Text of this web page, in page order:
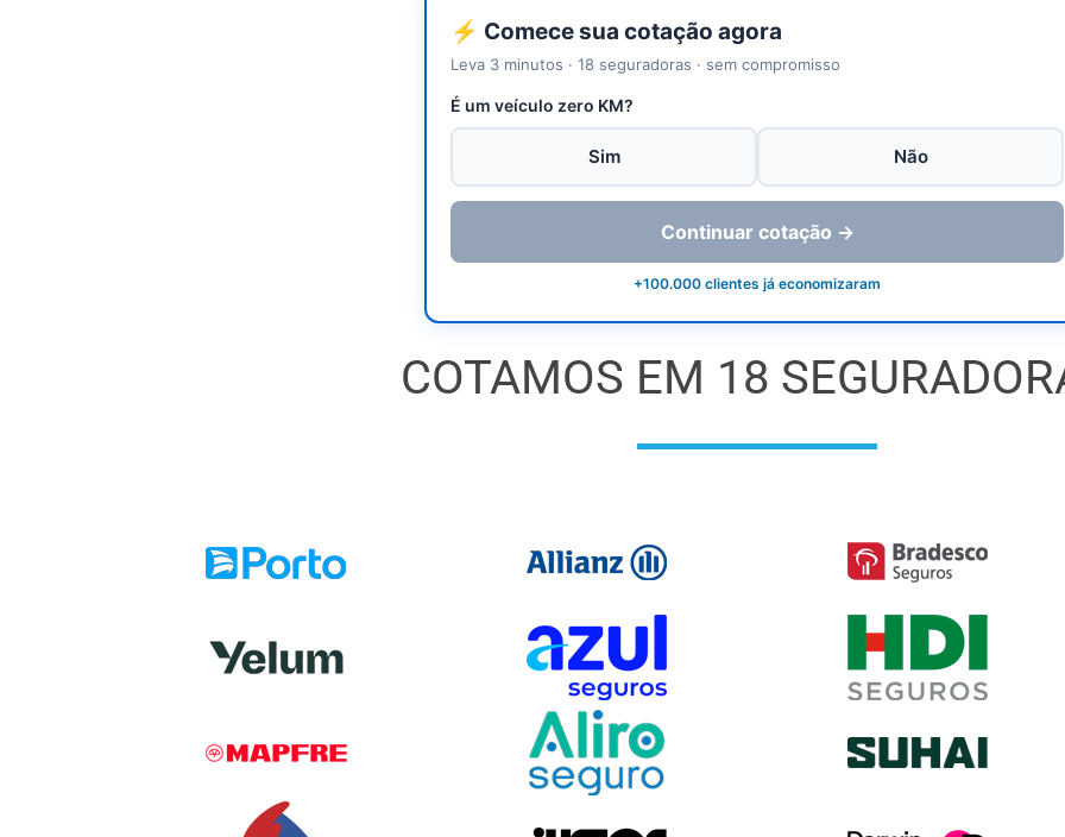
⚡ Comece sua cotação agora
Leva 3 minutos · 18 seguradoras · sem compromisso
É um veículo zero KM?
Sim Não
Continuar cotação →
+100.000 clientes já economizaram
COTAMOS EM 18